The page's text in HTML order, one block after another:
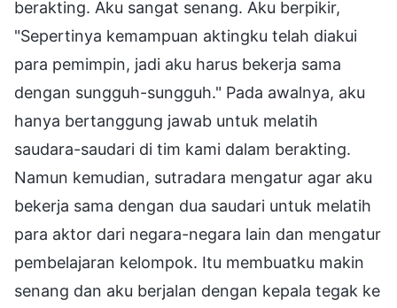
berakting. Aku sangat senang. Aku berpikir,
"Sepertinya kemampuan aktingku telah diakui
para pemimpin, jadi aku harus bekerja sama
dengan sungguh-sungguh." Pada awalnya, aku
hanya bertanggung jawab untuk melatih
saudara-saudari di tim kami dalam berakting.
Namun kemudian, sutradara mengatur agar aku
bekerja sama dengan dua saudari untuk melatih
para aktor dari negara-negara lain dan mengatur
pembelajaran kelompok. Itu membuatku makin
senang dan aku berjalan dengan kepala tegak ke